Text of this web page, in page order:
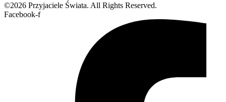
©2026 Przyjaciele Świata. All Rights Reserved.
Facebook-f